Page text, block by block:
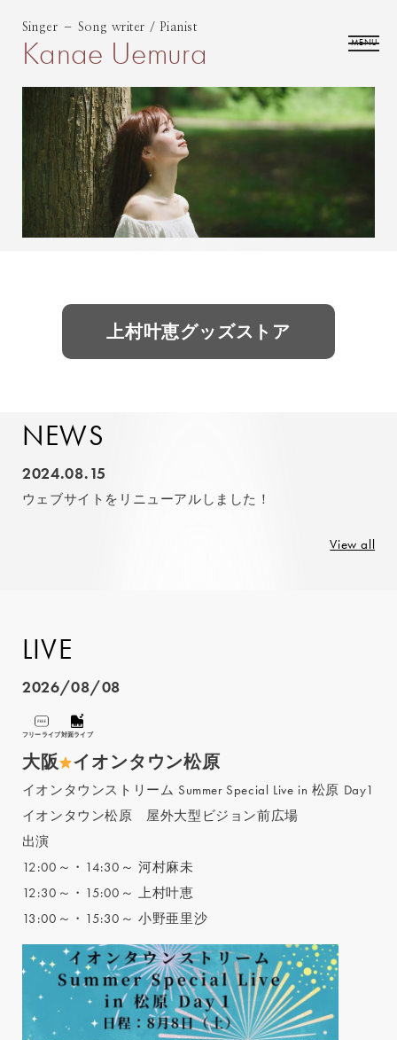
Singer – Song writer / Pianist
Kanae Uemura MENU
上村叶恵グッズストア
NEWS
2024.08.15
ウェブサイトをリニューアルしました！
View all
LIVE
2026/08/08
フリーライブ対面ライブ
大阪 イオンタウン松原
イオンタウンストリーム Summer Special Live in 松原 Day1
イオンタウン松原 屋外大型ビジョン前広場
出演
12:00～・14:30～ 河村麻未
12:30～・15:00～ 上村叶恵
13:00～・15:30～ 小野亜里沙